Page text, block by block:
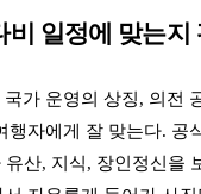
일정에 맞는지
국가 운영의 상징, 의전
행자에게 잘 맞는다. 공
산, 지식, 장인정신을